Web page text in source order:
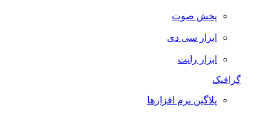
پخش صوت
ابزار سی دی
ابزار رایت
گرافیک
پلاگین نرم افزارها